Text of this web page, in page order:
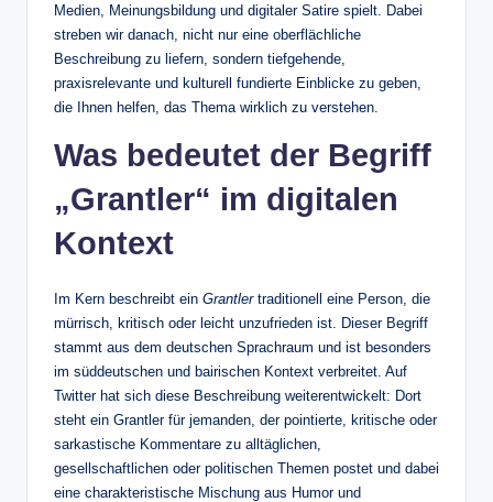
Medien, Meinungsbildung und digitaler Satire spielt. Dabei
streben wir danach, nicht nur eine oberflächliche
Beschreibung zu liefern, sondern tiefgehende,
praxisrelevante und kulturell fundierte Einblicke zu geben,
die Ihnen helfen, das Thema wirklich zu verstehen.
Was bedeutet der Begriff
„Grantler“ im digitalen
Kontext
Im Kern beschreibt ein Grantlertraditionell eine Person, die
mürrisch, kritisch oder leicht unzufrieden ist. Dieser Begriff
stammt aus dem deutschen Sprachraum und ist besonders
im süddeutschen und bairischen Kontext verbreitet. Auf
Twitter hat sich diese Beschreibung weiterentwickelt: Dort
steht ein Grantler für jemanden, der pointierte, kritische oder
sarkastische Kommentare zu alltäglichen,
gesellschaftlichen oder politischen Themen postet und dabei
eine charakteristische Mischung aus Humor und